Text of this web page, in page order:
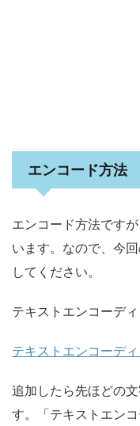
エンコード方法
エンコード方法です
います。なので、今
してください。
テキストエンコーデ
テキストエンコーデ
追加したら先ほどの
す。「テキストエン